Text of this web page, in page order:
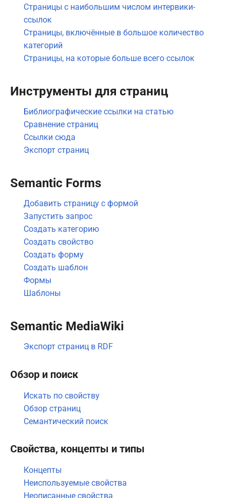
Страницы с наибольшим числом интервики-
ссылок
Страницы, включённые в большое количество
категорий
Страницы, на которые больше всего ссылок
Инструменты для страниц
Библиографические ссылки на статью
Сравнение страниц
Ссылки сюда
Экспорт страниц
Semantic Forms
Добавить страницу с формой
Запустить запрос
Создать категорию
Создать свойство
Создать форму
Создать шаблон
Формы
Шаблоны
Semantic MediaWiki
Экспорт страниц в RDF
Обзор и поиск
Искать по свойству
Обзор страниц
Семантический поиск
Свойства, концепты и типы
Концепты
Неиспользуемые свойства
Неописанные свойства